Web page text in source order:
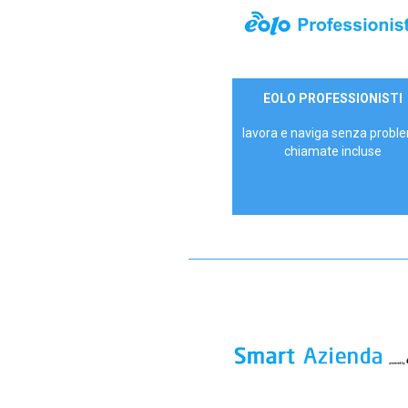
35,00 €/mese
EOLO PROFESSIONISTI
lavora e naviga senza
chiamate incluse